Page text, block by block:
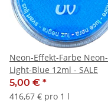
Neon-Effekt-Farbe Neon-
Light-Blue 12ml - SALE
5,00 € *
416,67 € pro 1 l